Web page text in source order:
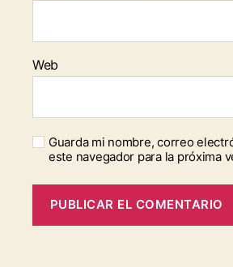
Web
Guarda mi nombre, correo
este navegador para la próxima